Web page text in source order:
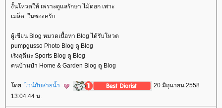
งั้นโหวตให้ เพราะดูแลรักษา ไม้ดอก เพาะ
เมล็ด..ในซองครับ
ผู้เขียน Blog หมวดเนื้อหา Blog ได้รับโหวต
pumpgusso Photo Blog ดู Blog
เริงฤดีนะ Sports Blog ดู Blog
คนบ้านป่า Home & Garden Blog ดู Blog
ดย: ไวน์กับสายน้ำ
20 มิถุนายน 2558
13:04:44 น.